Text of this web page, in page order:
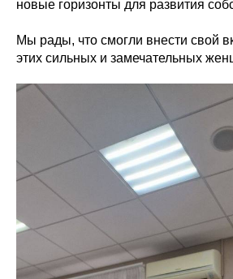
новые горизонты для развития
Мы рады, что смогли внести свой
этих сильных и замечательных